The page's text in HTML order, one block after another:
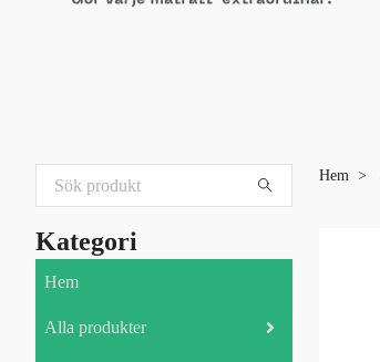
Kategori
Hem
Alla produkter
Hem